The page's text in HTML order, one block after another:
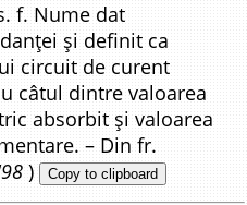
f. Nume dat
și definit ca
circuit de curent
câtul dintre valoarea
absorbit și valoarea
– Din fr.
) Copy to clipboard